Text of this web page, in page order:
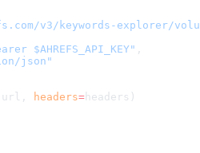
v3/keywords-explorer/
$AHREFS_API_KEY" ,
json"
headers= headers )